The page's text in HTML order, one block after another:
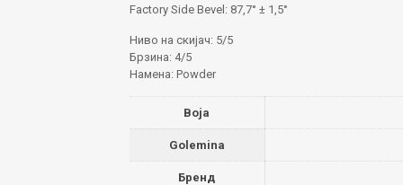
Factory Side Bevel: 87,7° ± 1,5°
Ниво на скијач: 5/5
Брзина: 4/5
Намена: Powder
Boja
Golemina
Бренд